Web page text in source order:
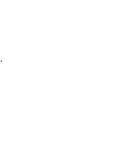
.